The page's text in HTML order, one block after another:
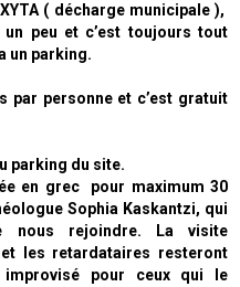
( décharge municipale ),
peu et c’est toujours tout
un parking.
par personne et c’est gratuit
parking du site.
en grec pour maximum 30
Sophia Kaskantzi, qui
nous rejoindre. La visite
les retardataires resteront
improvisé pour ceux qui le